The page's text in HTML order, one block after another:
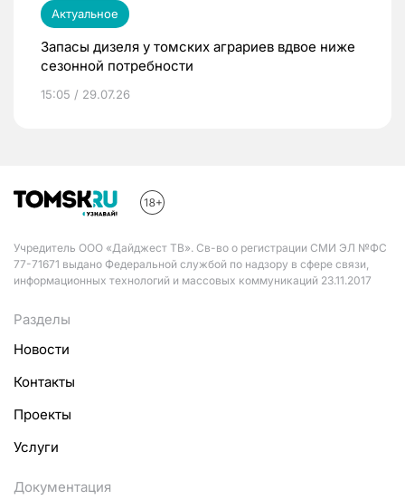
Актуальное
Запасы дизеля у томских аграриев вдвое ниже
сезонной потребности
15:05 / 29.07.26
Учредитель ООО «Дайджест ТВ». Св-во о регистрации СМИ ЭЛ №ФС
77-71671 выдано Федеральной службой по надзору в сфере связи,
информационных технологий и массовых коммуникаций 23.11.2017
Разделы
Новости
Контакты
Проекты
Услуги
Документация